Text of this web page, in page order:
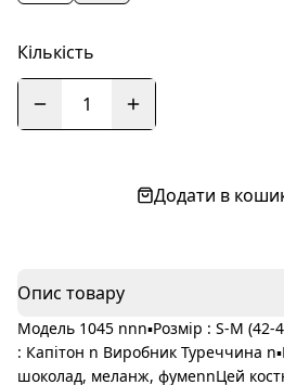
Кількість
1
Додати в
Опис товару
Модель 1045 nnn▪️Розмір : S-M (42-
: Капітон n Виробник Туреччина
шоколад, меланж, фумеnnЦей